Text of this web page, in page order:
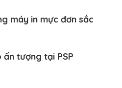
máy in mực đơn sắc
tượng tại PSP